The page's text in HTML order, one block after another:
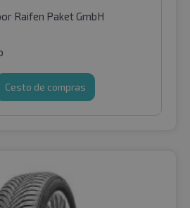
Raifen Paket GmbH
Cesto de compras